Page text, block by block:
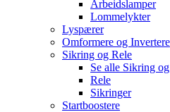
Arbeidslamper
Lommelykter
Lyspærer
Omformere og Invertere
Sikring og Rele
Se alle Sikring
Rele
Sikringer
Startboostere